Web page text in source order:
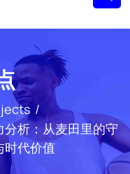
析：从麦田里的守
时代价值